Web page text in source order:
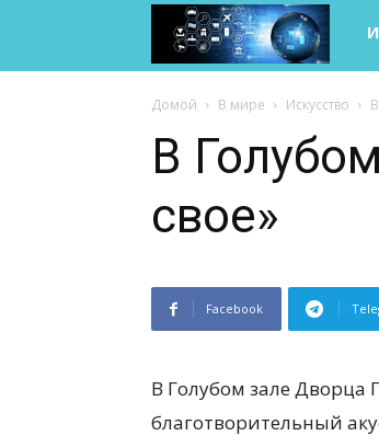
Life
Домой В мире Искусство
В
свое»
Facebook
В Голубом зале Дворца
благотворительный